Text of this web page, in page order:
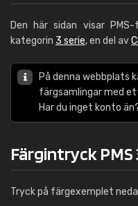
Den här sidan visar PMS-
kategorin 3 serie, en del av
På denna webbplats
färgsamlingar med
Har du inget konto
Färgintryck PMS
Tryck på färgexemplet